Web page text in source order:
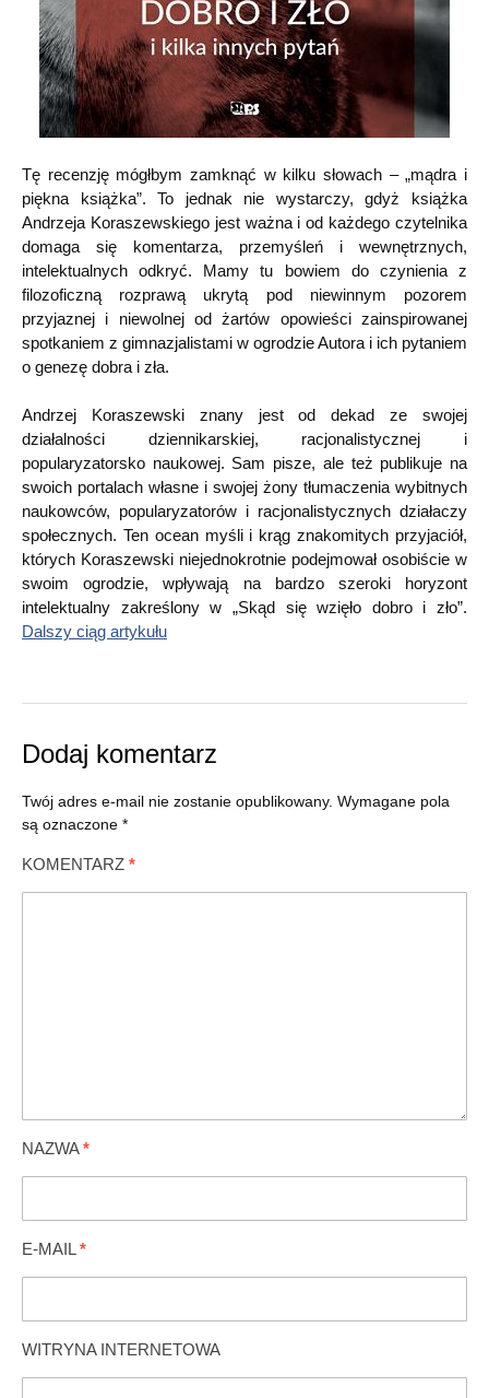
Tę recenzję mógłbym zamknąć w kilku słowach – „mądra i
piękna książka”. To jednak nie wystarczy, gdyż książka
Andrzeja Koraszewskiego jest ważna i od każdego czytelnika
domaga się komentarza, przemyśleń i wewnętrznych,
intelektualnych odkryć. Mamy tu bowiem do czynienia z
filozoficzną rozprawą ukrytą pod niewinnym pozorem
przyjaznej i niewolnej od żartów opowieści zainspirowanej
spotkaniem z gimnazjalistami w ogrodzie Autora i ich pytaniem
o genezę dobra i zła.
Andrzej Koraszewski znany jest od dekad ze swojej
działalności dziennikarskiej, racjonalistycznej i
popularyzatorsko naukowej. Sam pisze, ale też publikuje na
swoich portalach własne i swojej żony tłumaczenia wybitnych
naukowców, popularyzatorów i racjonalistycznych działaczy
społecznych. Ten ocean myśli i krąg znakomitych przyjaciół,
których Koraszewski niejednokrotnie podejmował osobiście w
swoim ogrodzie, wpływają na bardzo szeroki horyzont
intelektualny zakreślony w „Skąd się wzięło dobro i zło”.
Dalszy ciąg artykułu
Dodaj komentarz
Twój adres e-mail nie zostanie opublikowany. Wymagane pola
są oznaczone *
KOMENTARZ *
NAZWA*
E-MAIL *
WITRYNA INTERNETOWA